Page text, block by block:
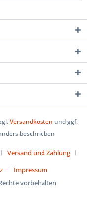
Versandkosten und ggf.
beschrieben
Versand und Zahlung
Impressum
vorbehalten